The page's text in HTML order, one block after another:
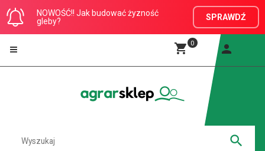
NOWOŚĆ!! Jak budować żyzność
gleby?
SPRAWDŹ
0